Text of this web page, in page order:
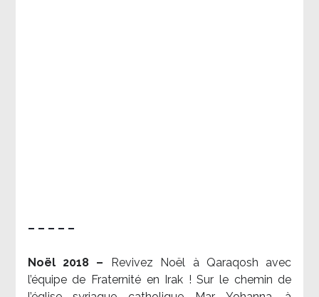
– – – – –
Noël 2018 –
Revivez Noël à Qaraqosh avec
l’équipe de Fraternité en Irak ! Sur le chemin de